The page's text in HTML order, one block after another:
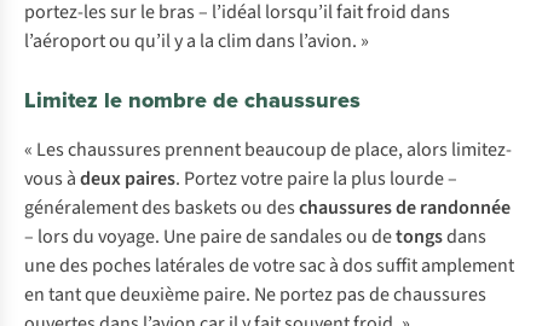
portez-les sur le bras – l’idéal lorsqu’il fait froid dans
l’aéroport ou qu’il y a la clim dans l’avion. »
Limitez le nombre de chaussures
« Les chaussures prennent beaucoup de place, alors limitez-
vous àdeux paires. Portez votre paire la plus lourde –
généralement des baskets ou deschaussures de randonnée
– lors du voyage. Une paire de sandales ou detongsdans
une des poches latérales de votre sac à dos suffit amplement
en tant que deuxième paire. Ne portez pas de chaussures